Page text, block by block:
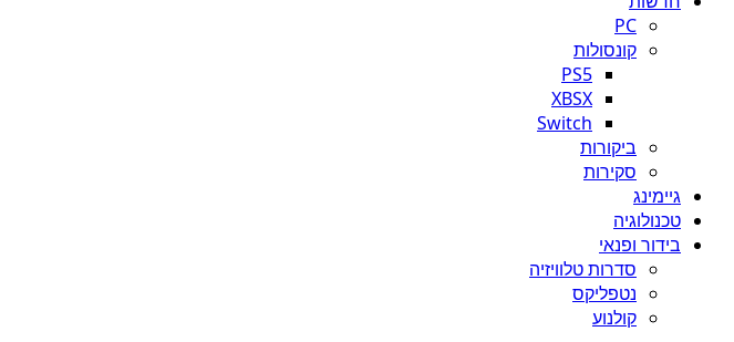
PC
קונסולות
PS5
XBSX
Switch
ביקורות
סקירות
גיימינג
טכנולוגיה
בידור ופנאי
סדרות טלוויזיה
נטפליקס
קולנוע